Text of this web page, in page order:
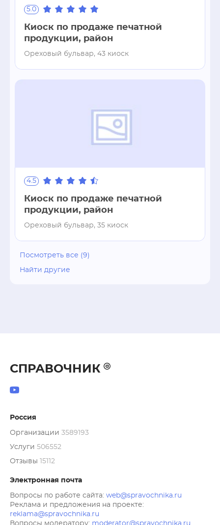
5.0
Киоск по продаже печатной
продукции, район
Ореховый бульвар, 43 киоск
4.5
Киоск по продаже печатной
продукции, район
Ореховый бульвар, 35 киоск
Посмотреть все (9)
Найти другие
СПРАВОЧНИК
Россия
Организации 3589193
Услуги 506552
Отзывы 15112
Электронная почта
Вопросы по работе сайта: web@spravochnika.ru
Реклама и предложения на проекте:
reklama@spravochnika.ru
Вопросы модератору: moderator@spravochnika.ru